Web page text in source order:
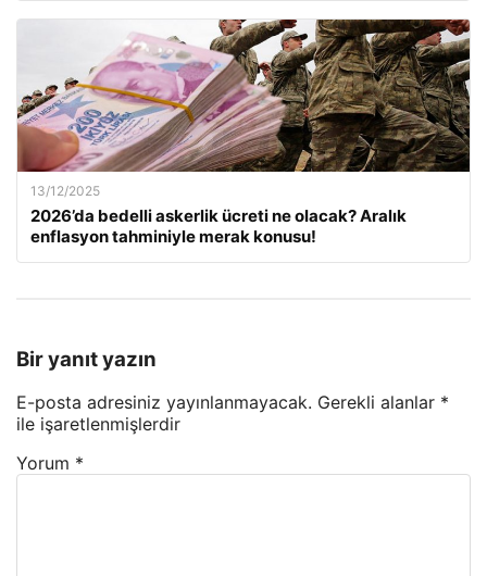
13/12/2025
2026’da bedelli askerlik ücreti ne olacak? Aralık
enflasyon tahminiyle merak konusu!
Bir yanıt yazın
E-posta adresiniz yayınlanmayacak. Gerekli alanlar *
ile işaretlenmişlerdir
Yorum *